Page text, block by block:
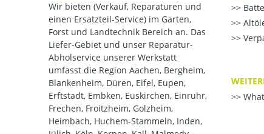
Wir bieten (Verkauf, Reparaturen und
einen Ersatzteil-Service) im Garten,
Forst und Landtechnik Bereich an. Das
Liefer-Gebiet und unser Reparatur-
Abholservice unserer Werkstatt
umfasst die Region Aachen, Bergheim,
Blankenheim, Düren, Eifel, Eupen,
Erftstadt, Embken, Euskirchen, Einruhr,
Frechen, Froitzheim, Golzheim,
Heimbach, Huchem-Stammeln, Inden,